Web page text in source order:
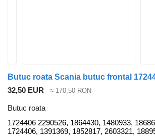
32,50 EUR ≈ 170,50 RON
Butuc roata
1724406 2290526, 1864430, 1480933,
1724406, 1391369, 1852817, 2603321,